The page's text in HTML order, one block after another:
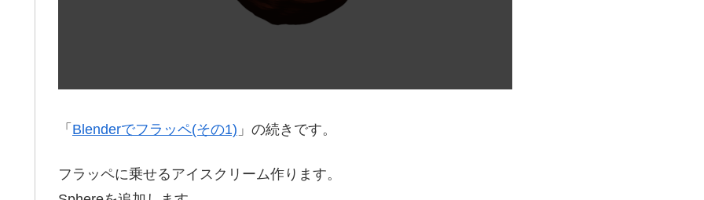
「 Blenderでフラッペ(その1) 」の続きです。
フラッペに乗せるアイスクリーム作ります。